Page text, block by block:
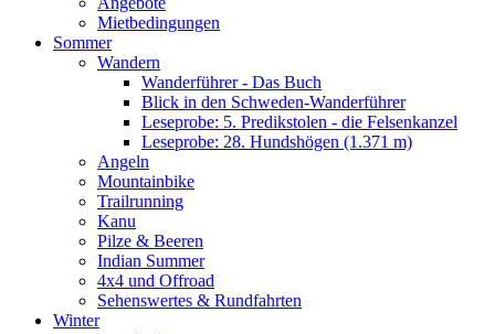
Mietbedingungen
Sommer
Wandern
Wanderführer - Das Buch
Blick in den Schweden-Wanderführer
Leseprobe: 5. Predikstolen - die Felsenkanzel
Leseprobe: 28. Hundshögen (1.371 m)
Angeln
Mountainbike
Trailrunning
Kanu
Pilze & Beeren
Indian Summer
4x4 und Offroad
Sehenswertes & Rundfahrten
Winter